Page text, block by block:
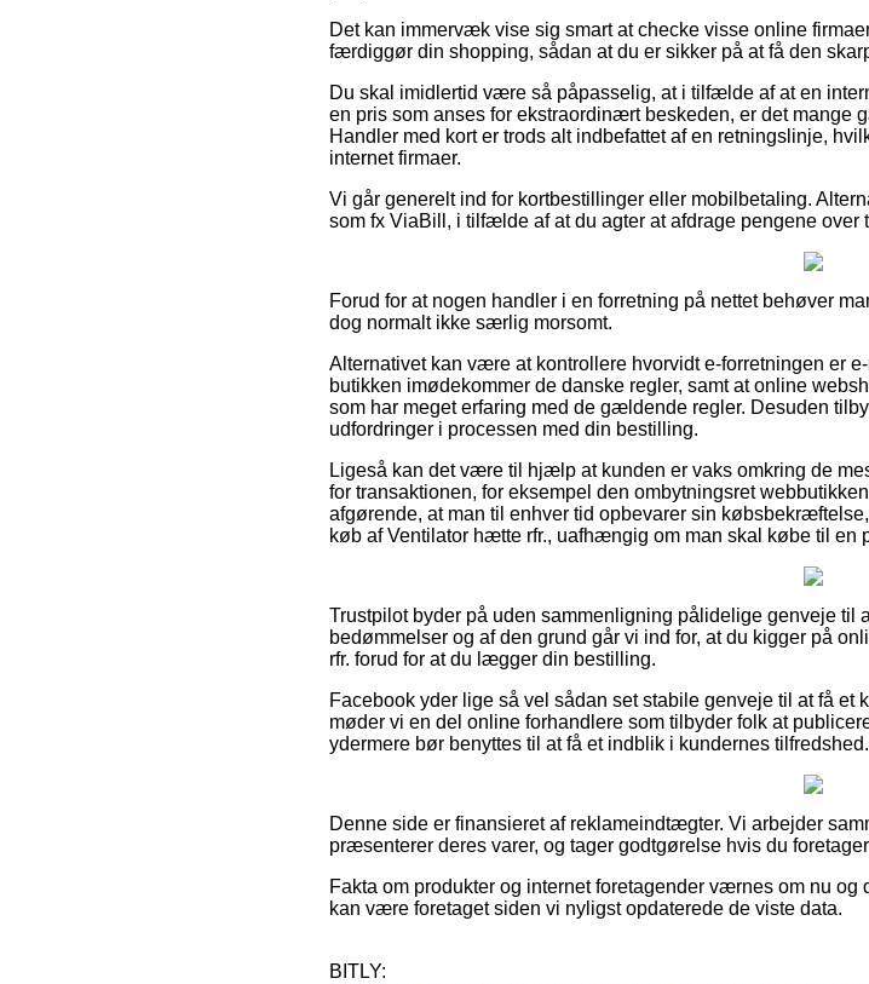
Det kan immervæk vise sig smart at checke visse online
færdiggør din shopping, sådan at du er sikker på at få den
Du skal imidlertid være så påpasselig, at i tilfælde af at en
en pris som anses for ekstraordinært beskeden, er det mange
Handler med kort er trods alt indbefattet af en retningslinje,
internet firmaer.
Vi går generelt ind for kortbestillinger eller mobilbetaling.
som fx ViaBill, i tilfælde af at du agter at afdrage pengene over
Forud for at nogen handler i en forretning på nettet behøver
dog normalt ikke særlig morsomt.
Alternativet kan være at kontrollere hvorvidt e-forretningen er
butikken imødekommer de danske regler, samt at online
som har meget erfaring med de gældende regler. Desuden
udfordringer i processen med din bestilling.
Ligeså kan det være til hjælp at kunden er vaks omkring de
for transaktionen, for eksempel den ombytningsret
afgørende, at man til enhver tid opbevarer sin
køb af Ventilator hætte rfr., uafhængig om man skal købe til en
Trustpilot byder på uden sammenligning pålidelige genveje
bedømmelser og af den grund går vi ind for, at du kigger på
rfr. forud for at du lægger din bestilling.
Facebook yder lige så vel sådan set stabile genveje til at få et
møder vi en del online forhandlere som tilbyder folk at
ydermere bør benyttes til at få et indblik i kundernes tilfredshed.
Denne side er finansieret af reklameindtægter. Vi arbejder
præsenterer deres varer, og tager godtgørelse hvis du
Fakta om produkter og internet foretagender værnes om nu og
kan være foretaget siden vi nyligst opdaterede de viste data.
BITLY: